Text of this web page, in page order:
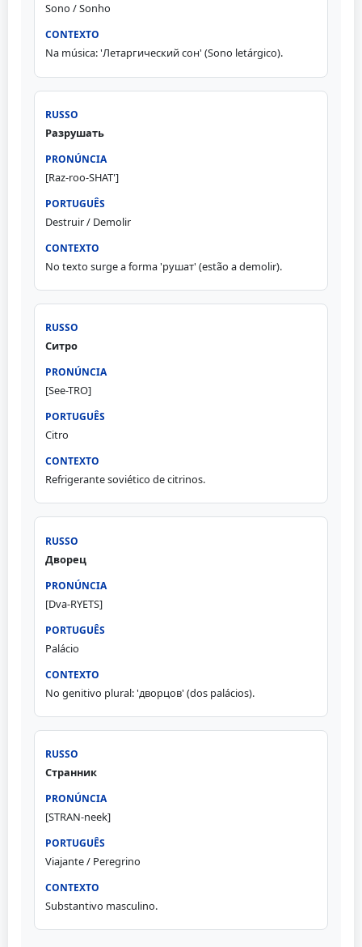
Sono / Sonho
Na música: 'Летаргический сон' (Sono letárgico).
Разрушать
[Raz-roo-SHAT']
Destruir / Demolir
No texto surge a forma 'рушат' (estão a demolir).
Ситро
[See-TRO]
Citro
Refrigerante soviético de citrinos.
Дворец
[Dva-RYETS]
Palácio
No genitivo plural: 'дворцов' (dos palácios).
Странник
[STRAN-neek]
Viajante / Peregrino
Substantivo masculino.